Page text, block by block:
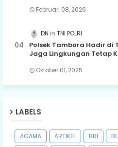
Februari 08, 2026
DN TNI POLRI
Polsek Tambora Hadir di
Jaga Lingkungan Tetap
Oktober 01, 2025
LABELS
AGAMA ARTIKEL BRI